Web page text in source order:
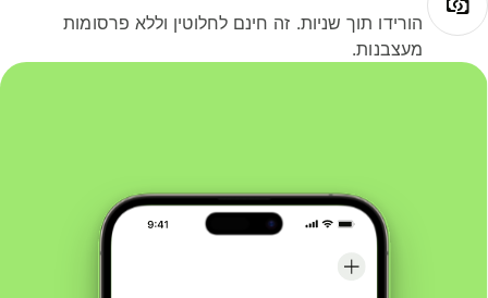
הורידו תוך שניות. זה חינם לחלוטין וללא פרסומות
מעצבנות.